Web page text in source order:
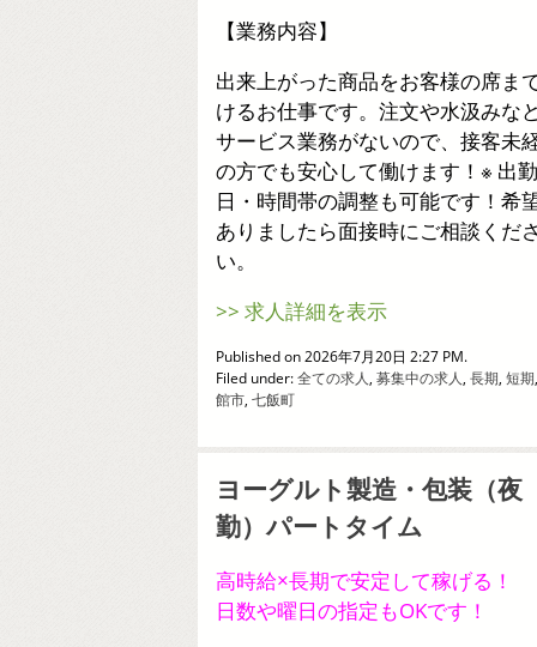
【業務内容】
出来上がった商品をお客様の席ま
けるお仕事です。注文や水汲みな
サービス業務がないので、接客未
の方でも安心して働けます！※ 出勤
日・時間帯の調整も可能です！希
ありましたら面接時にご相談くだ
い。
>> 求人詳細を表示
Published on 2026年7月20日 2:27 PM.
Filed under:全ての求人, 募集中の求人, 長期, 短期
館市, 七飯町
ヨーグルト製造・包装（夜
勤）パートタイム
高時給×長期で安定して稼げる！
日数や曜日の指定もOKです！